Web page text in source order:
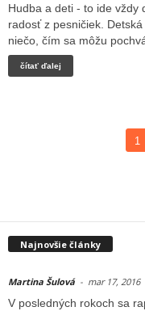
Hudba a deti - to ide vždy
radosť z pesničiek.
niečo, čím sa môžu
čítať ďalej
1
Najnovšie články
Martina Šulová - mar 17, 2016
V posledných rokoch sa